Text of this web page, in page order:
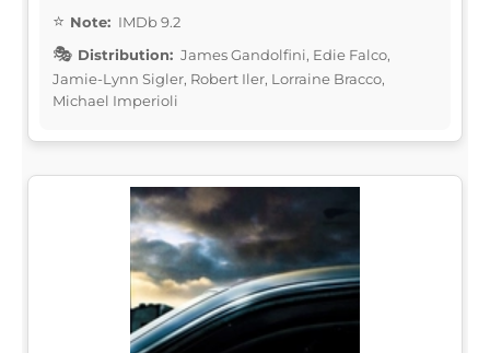
Note: IMDb 9.2
Distribution: James Gandolfini, Edie Falco,
Jamie-Lynn Sigler, Robert Iler, Lorraine Bracco,
Michael Imperioli